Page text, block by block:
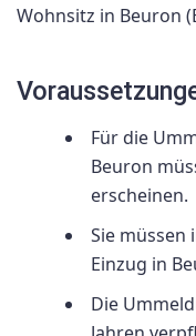
Wohnsitz in Beuron
Für die
Beuron
erscheinen.
Sie müssen
Einzug in
Die